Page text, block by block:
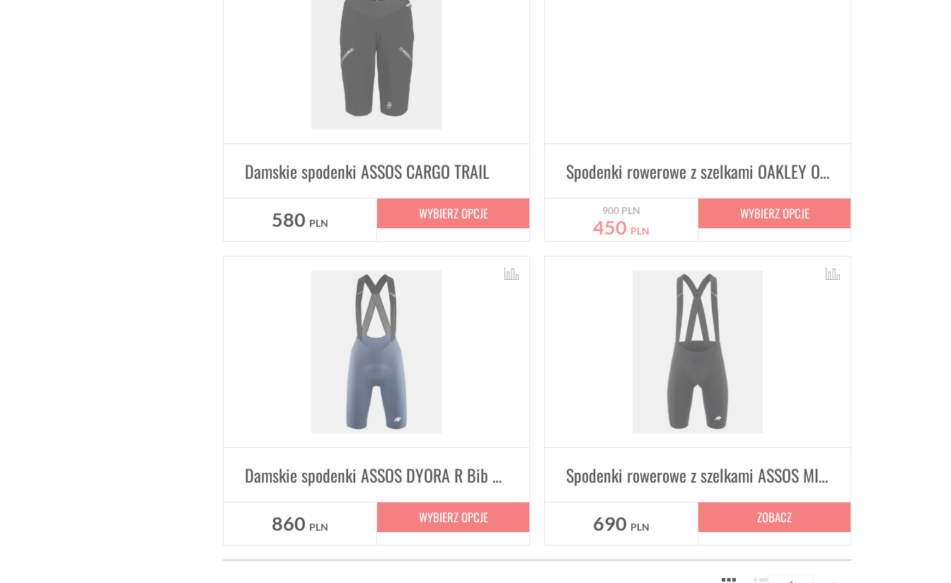
Damskie spodenki ASSOS CARGO TRAIL
580 PLN
WYBIERZ OPCJE
Spodenki rowerowe z szelkami OAKLEY OFF GRID CARGO 2.0
900 PLN
450 PLN
WYBIERZ OPCJE
Damskie spodenki ASSOS DYORA R Bib Shorts S11 Secret Blue
860 PLN
WYBIERZ OPCJE
Spodenki rowerowe z szelkami ASSOS MILLE GT bib shorts S11
690 PLN
ZOBACZ